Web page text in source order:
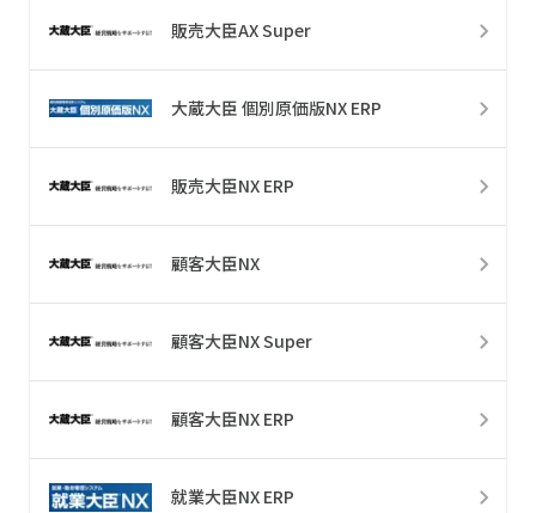
販売大臣AX Super
大蔵大臣 個別原価版NX ERP
販売大臣NX ERP
顧客大臣NX
顧客大臣NX Super
顧客大臣NX ERP
就業大臣NX ERP